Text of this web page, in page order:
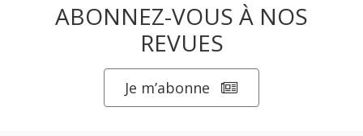
ABONNEZ-VOUS À NOS
REVUES
Je m’abonne